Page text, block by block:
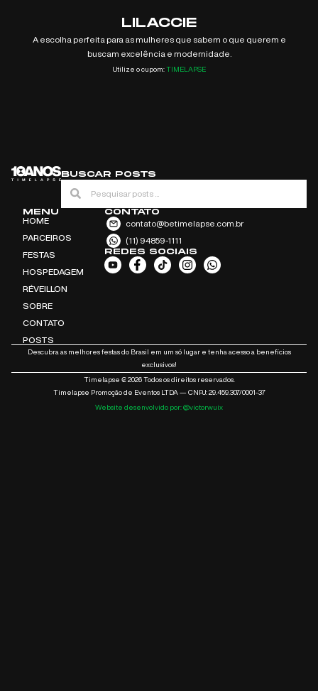
LILACCIE
A escolha perfeita para as mulheres que sabem o que querem e
buscam excelência e modernidade.
Utilize o cupom: TIMELAPSE
BUSCAR POSTS
MENU
HOME
PARCEIROS
FESTAS
HOSPEDAGEM
RÉVEILLON
SOBRE
CONTATO
POSTS
CONTATO
contato@betimelapse.com.br
(11) 94859-1111
REDES SOCIAIS
Descubra as melhores festas do Brasil em um só lugar e tenha acesso a benefícios
exclusivos!
Timelapse ₢ 2026 Todos os direitos reservados.
Timelapse Promoção de Eventos LTDA — CNPJ: 29.459.307/0001-37
Website desenvolvido por: @victorwuix